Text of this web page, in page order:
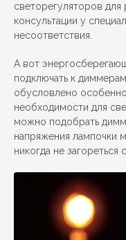
светорегуляторов
консультации у
несоответствия.
А вот
подключать к
обусловлено
необходимости для
можно подобрать
напряжения лампочки
никогда не загореться